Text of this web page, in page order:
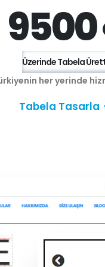
Üzerinde Tabela
her yerinde
Tabela Tasarla